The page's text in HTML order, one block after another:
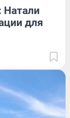
Натали
для